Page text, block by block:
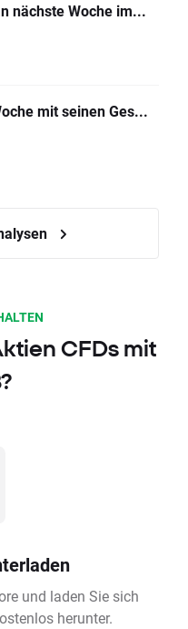
nächste Woche im...
mit seinen Ges...
CFDs mit
und laden Sie sich
herunter.